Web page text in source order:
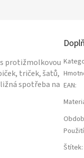
protižmolkovou
triček, šatů,
spotřeba na EAN:
Použití
Štítek: